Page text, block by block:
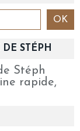
DE STÉPH
rapide,